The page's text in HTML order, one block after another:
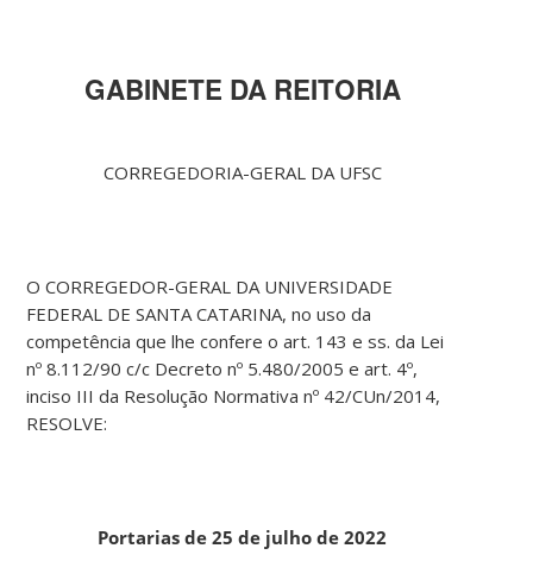
GABINETE DA REITORIA
CORREGEDORIA-GERAL DA UFSC
O CORREGEDOR-GERAL DA UNIVERSIDADE
FEDERAL DE SANTA CATARINA, no uso da
competência que lhe confere o art. 143 e ss. da Lei
nº 8.112/90 c/c Decreto nº 5.480/2005 e art. 4º,
inciso III da Resolução Normativa nº 42/CUn/2014,
RESOLVE:
Portarias de 25 de julho de 2022